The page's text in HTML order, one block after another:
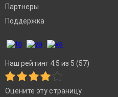
Партнеры
Поддержка
Наш рейтинг 4.5 из 5 (57)
Оцените эту страницу